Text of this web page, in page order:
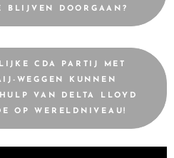
BLIJVEN DOORGAAN?
CDA PARTIJ MET
WEGGEN KUNNEN
VAN DELTA LLOYD
OP WERELDNIVEAU!